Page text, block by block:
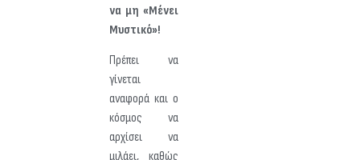
να μη «Μένει
Μυστικό»!
Πρέπει να
γίνεται
αναφορά και ο
κόσμος να
αρχίσει να
μιλάει, καθώς